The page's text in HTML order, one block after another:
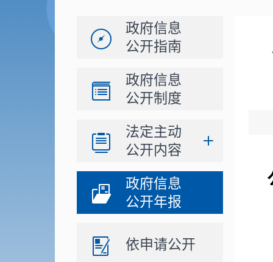
政府信息
公开指南
政府信息
公开制度
法定主动
公开内容
政府信息
公开年报
依申请公开